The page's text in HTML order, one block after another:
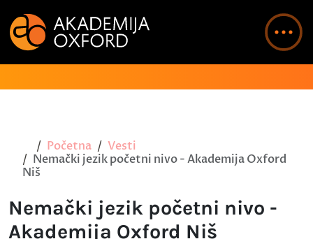
Početna
Vesti
Nemački jezik početni nivo - Akademija Oxford
Niš
Nemački jezik početni nivo -
Akademija Oxford Niš